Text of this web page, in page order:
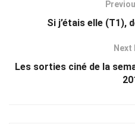
Si j’étais elle (T1),
Next
Les sorties ciné de la